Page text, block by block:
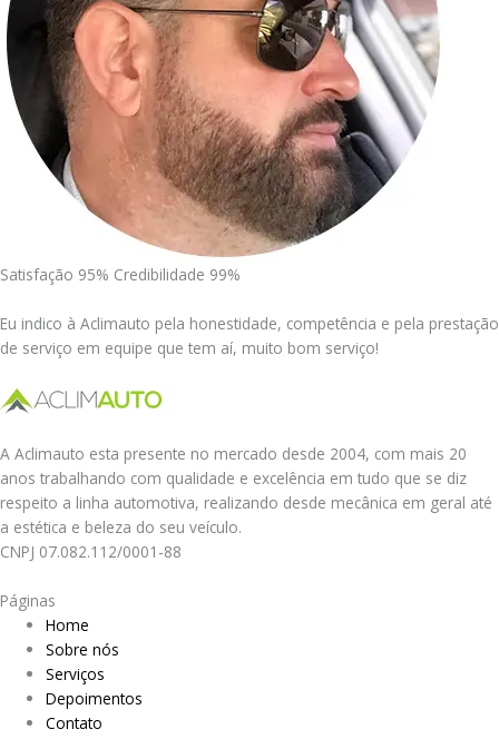
Satisfação 95% Credibilidade 99%
Eu indico à Aclimauto pela honestidade, competência e pela prestação
de serviço em equipe que tem aí, muito bom serviço!
A Aclimauto esta presente no mercado desde 2004, com mais 20
anos trabalhando com qualidade e excelência em tudo que se diz
respeito a linha automotiva, realizando desde mecânica em geral até
a estética e beleza do seu veículo.
CNPJ 07.082.112/0001-88
Páginas
Home
Sobre nós
Serviços
Depoimentos
Contato